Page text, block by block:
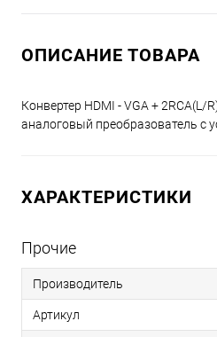
ОПИСАНИЕ ТОВАРА
Конвертер HDMI - VGA +
аналоговый преобразователь с
ХАРАКТЕРИСТИКИ
Прочие
Производитель
Артикул